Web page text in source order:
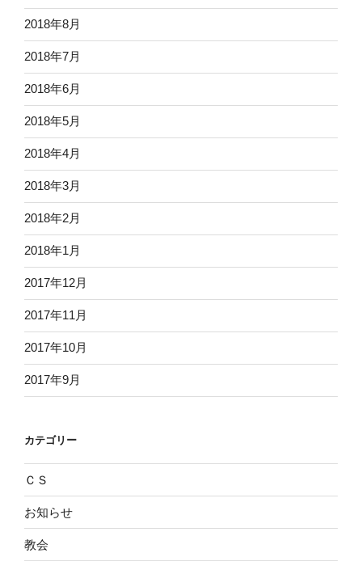
2018年8月
2018年7月
2018年6月
2018年5月
2018年4月
2018年3月
2018年2月
2018年1月
2017年12月
2017年11月
2017年10月
2017年9月
カテゴリー
ＣＳ
お知らせ
教会